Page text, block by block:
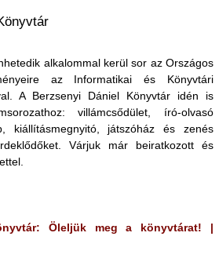
alkalommal kerül sor az Országos
az Informatikai és Könyvtári
A Berzsenyi Dániel Könyvtár idén is
villámcsődület, író-olvasó
kiállításmegnyitó, játszóház és zenés
Várjuk már beiratkozott és
Öleljük meg a könyvtárat! |